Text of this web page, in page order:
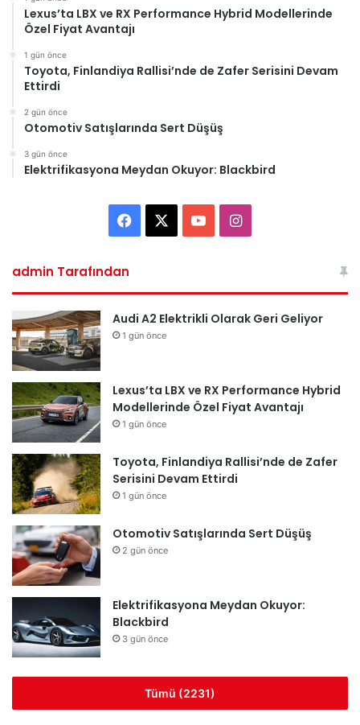
Lexus’ta LBX ve RX Performance Hybrid Modellerinde
Özel Fiyat Avantajı
1 gün önce
Toyota, Finlandiya Rallisi’nde de Zafer Serisini Devam
Ettirdi
2 gün önce
Otomotiv Satışlarında Sert Düşüş
3 gün önce
Elektrifikasyona Meydan Okuyor: Blackbird
Facebook YouTubeInstagram
admin Tarafından
Audi A2 Elektrikli Olarak Geri Geliyor
1 gün önce
Lexus’ta LBX ve RX Performance Hybrid
Modellerinde Özel Fiyat Avantajı
1 gün önce
Toyota, Finlandiya Rallisi’nde de Zafer
Serisini Devam Ettirdi
1 gün önce
Otomotiv Satışlarında Sert Düşüş
2 gün önce
Elektrifikasyona Meydan Okuyor:
Blackbird
3 gün önce
Tümü (2231)